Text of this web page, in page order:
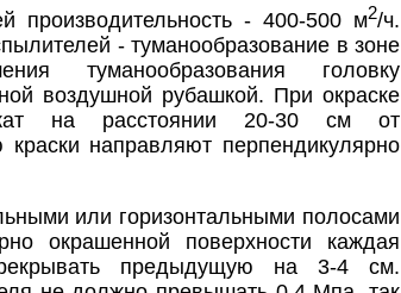
производительность - 400-500 м2/ч.
- туманообразование в зоне
туманообразования головку
воздушной рубашкой. При окраске
на расстоянии 20-30 см от
направляют перпендикулярно
или горизонтальными полосами
окрашенной поверхности каждая
предыдущую на 3-4 см.